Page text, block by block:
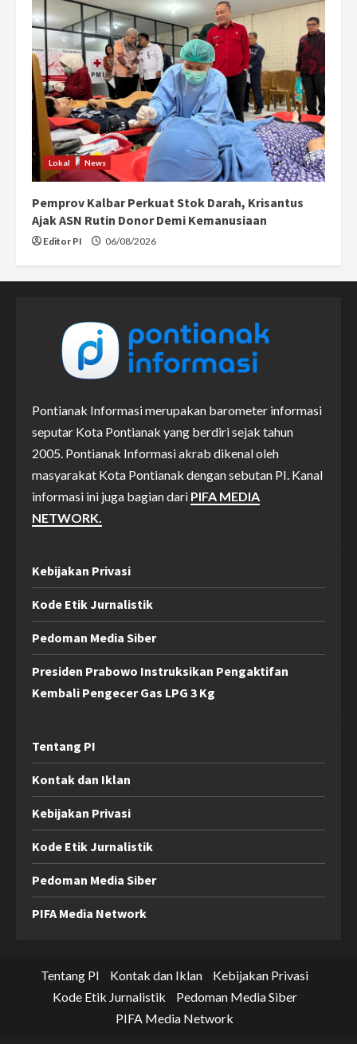
Lokal News
Pemprov Kalbar Perkuat Stok Darah, Krisantus
Ajak ASN Rutin Donor Demi Kemanusiaan
Editor PI 06/08/2026
Pontianak Informasi merupakan barometer informasi
seputar Kota Pontianak yang berdiri sejak tahun
2005. Pontianak Informasi akrab dikenal oleh
masyarakat Kota Pontianak dengan sebutan PI. Kanal
informasi ini juga bagian dari PIFA MEDIA
NETWORK.
Kebijakan Privasi
Kode Etik Jurnalistik
Pedoman Media Siber
Presiden Prabowo Instruksikan Pengaktifan
Kembali Pengecer Gas LPG 3 Kg
Tentang PI
Kontak dan Iklan
Kebijakan Privasi
Kode Etik Jurnalistik
Pedoman Media Siber
PIFA Media Network
Tentang PI Kontak dan Iklan
Kebijakan Privasi
Kode Etik Jurnalistik
Pedoman Media Siber
PIFA Media Network